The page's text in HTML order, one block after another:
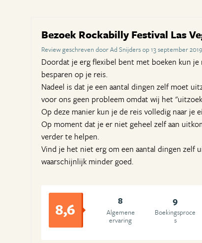
Bezoek Rockabilly Festival Las
Review geschreven door Ad Snijders op 13 september 2019
Doordat je erg flexibel bent met boeken kun
besparen op je reis.
Nadeel is dat je een aantal dingen zelf moet
voor ons geen probleem omdat wij het
Op deze manier kun je de reis volledig naar je
Op moment dat je er niet geheel zelf aan
verder te helpen.
Vind je het niet erg om een aantal dingen zelf
waarschijnlijk minder goed.
8,6 8
Algemene
ervaring
9
Boekingsproce
s